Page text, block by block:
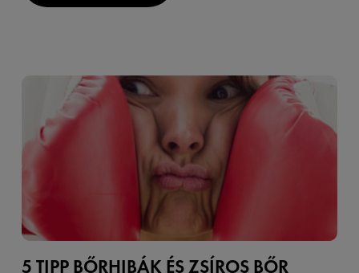
5 TIPP BŐRHIBÁK ÉS ZSÍROS BŐR